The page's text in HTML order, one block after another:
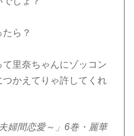
ら？
里奈ちゃんにゾッコン
かえてりゃ許してくれ
婦間恋愛～」6巻・麗華